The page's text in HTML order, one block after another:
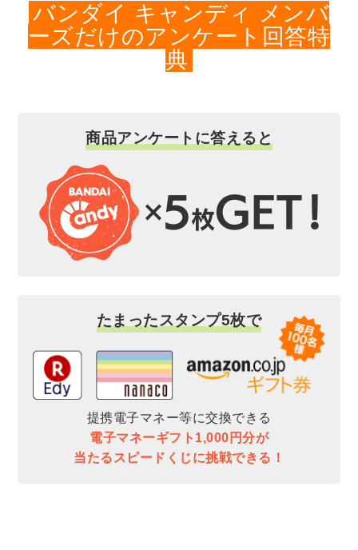
バンダイ キャンディ メンバ
ーズだけのアンケート回答特
典
商品アンケートに答えると
たまったスタンプ5枚で
提携電子マネー等に交換できる
電子マネーギフト1,000円分が
当たるスピードくじに挑戦できる！